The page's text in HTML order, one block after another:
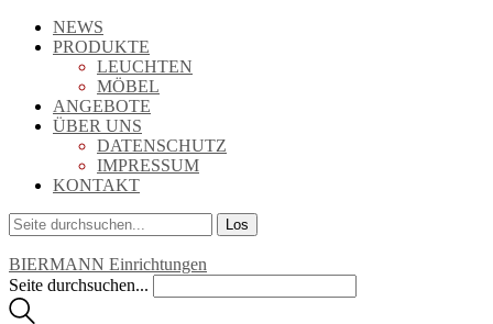
NEWS
PRODUKTE
LEUCHTEN
MÖBEL
ANGEBOTE
ÜBER UNS
DATENSCHUTZ
IMPRESSUM
KONTAKT
BIERMANN Einrichtungen
Seite durchsuchen...